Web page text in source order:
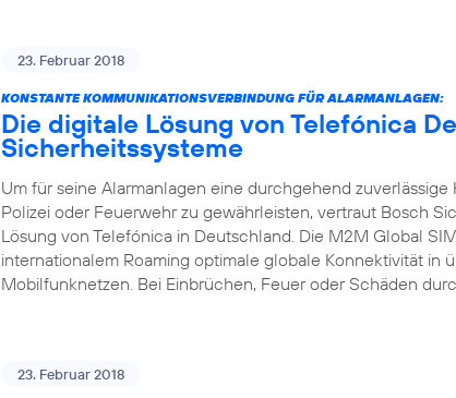
23. Februar 2018
KONSTANTE KOMMUNIKATIONSVERBINDUNG FÜR ALARMANLAGEN:
Die digitale Lösung von Telefónica
Sicherheitssysteme
Um für seine Alarmanlagen eine durchgehend
Polizei oder Feuerwehr zu gewährleisten, vertraut Bosch
Lösung von Telefónica in Deutschland. Die M2M Global
internationalem Roaming optimale globale Konnektivität in
Mobilfunknetzen. Bei Einbrüchen, Feuer oder Schäden
23. Februar 2018